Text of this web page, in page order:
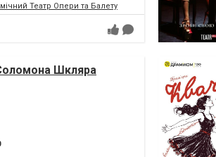
Театр Опери та Балету
Шкляра